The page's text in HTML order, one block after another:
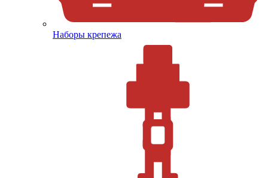
Наборы крепежа